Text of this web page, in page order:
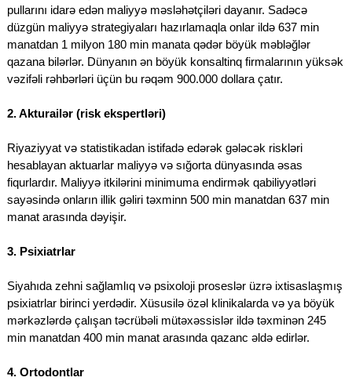
pullarını idarə edən maliyyə məsləhətçiləri dayanır. Sadəcə
düzgün maliyyə strategiyaları hazırlamaqla onlar ildə 637 min
manatdan 1 milyon 180 min manata qədər böyük məbləğlər
qazana bilərlər. Dünyanın ən böyük konsaltinq firmalarının yüksək
vəzifəli rəhbərləri üçün bu rəqəm 900.000 dollara çatır.
2. Akturailər (risk ekspertləri)
Riyaziyyat və statistikadan istifadə edərək gələcək riskləri
hesablayan aktuarlar maliyyə və sığorta dünyasında əsas
fiqurlardır. Maliyyə itkilərini minimuma endirmək qabiliyyətləri
sayəsində onların illik gəliri təxminn 500 min manatdan 637 min
manat arasında dəyişir.
3. Psixiatrlar
Siyahıda zehni sağlamlıq və psixoloji proseslər üzrə ixtisaslaşmış
psixiatrlar birinci yerdədir. Xüsusilə özəl klinikalarda və ya böyük
mərkəzlərdə çalışan təcrübəli mütəxəssislər ildə təxminən 245
min manatdan 400 min manat arasında qazanc əldə edirlər.
4. Ortodontlar